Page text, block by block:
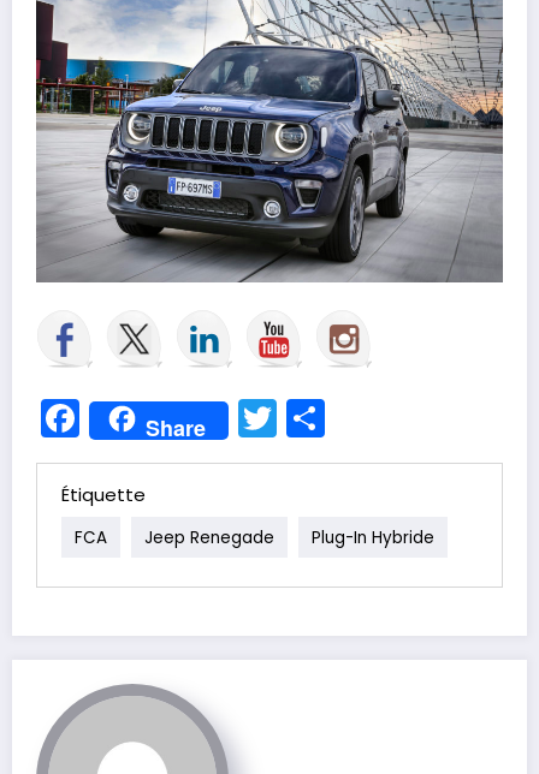
Facebook
Share Twitter
Étiquette
FCA Jeep Renegade Plug-In Hybride